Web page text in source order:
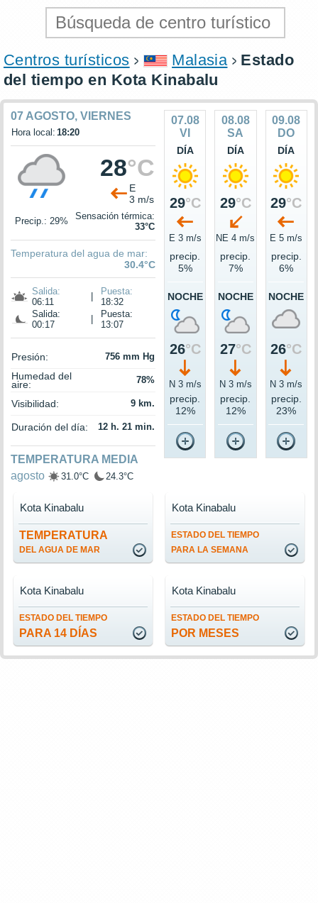
Centros turísticos Malasia
Estado
del tiempo en Kota Kinabalu
07 AGOSTO, VIERNES
Hora local: 18:20
28°C
E
3 m/s
Precip.: 29%
Sensación térmica:
33°C
Temperatura del agua de mar:
30.4°C
Salida:
06:11
Puesta:
18:32
Salida:
00:17
Puesta:
13:07
Presión: 756 mm Hg
Humedad del
aire: 78%
Visibilidad: 9 km.
Duración del día: 12 h. 21 min.
TEMPERATURA MEDIA
agosto
31.0°C 24.3°C
07.08
VI
DÍA
29°C
E 3 m/s
precip.
5%
NOCHE
26°C
N 3 m/s
precip.
12%
08.08
SA
DÍA
29°C
NE 4 m/s
precip.
7%
NOCHE
27°C
N 3 m/s
precip.
12%
09.08
DO
DÍA
29°C
E 5 m/s
precip.
6%
NOCHE
26°C
N 3 m/s
precip.
23%
TEMPERATURA
DEL AGUA DE MAR
Kota Kinabalu
ESTADO DEL TIEMPO
PARA LA SEMANA
Kota Kinabalu
ESTADO DEL TIEMPO
PARA 14 DÍAS
Kota Kinabalu
ESTADO DEL TIEMPO
POR MESES
Kota Kinabalu